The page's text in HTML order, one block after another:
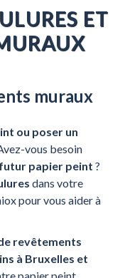
ET
muraux
ou poser un
vous besoin
papier peint ?
dans votre
pour vous aider à
revêtements
à Bruxelles et